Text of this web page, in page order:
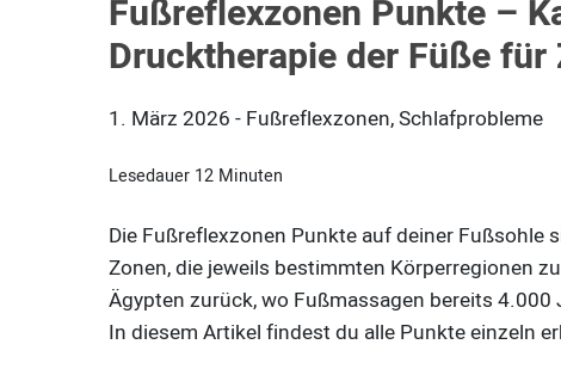
Fußreflexzonen Punkte –
Drucktherapie der Füße für
1. März 2026 - Fußreflexzonen, Schlafprobleme
Lesedauer 12 Minuten
Die Fußreflexzonen Punkte auf deiner Fußsohle
Zonen, die jeweils bestimmten Körperregionen
Ägypten zurück, wo Fußmassagen bereits
In diesem Artikel findest du alle Punkte einzeln